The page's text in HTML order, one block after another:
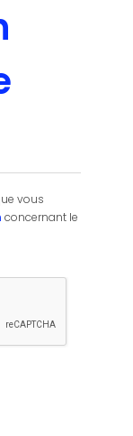
vous
concernant le